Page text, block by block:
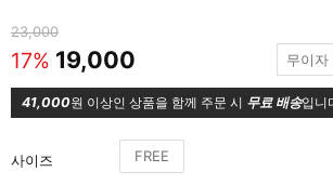
23,000
17% 19,000 무이자
41,000원 이상인 상품을 함께 주문 시 무료 배송입니
사이즈 FREE